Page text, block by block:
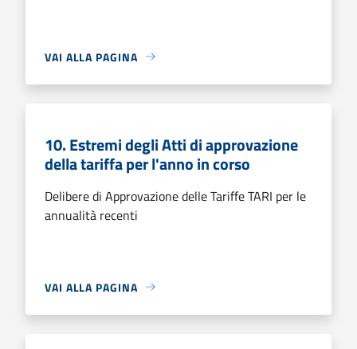
VAI ALLA PAGINA
10. Estremi degli Atti di approvazione
della tariffa per l'anno in corso
Delibere di Approvazione delle Tariffe TARI per le
annualità recenti
VAI ALLA PAGINA